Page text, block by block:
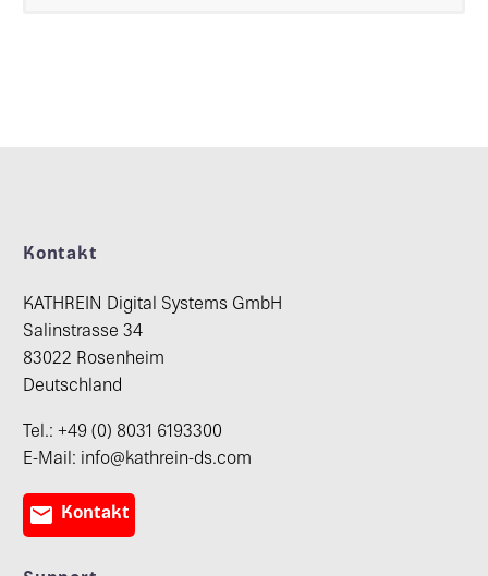
Kontakt
KATHREIN Digital Systems GmbH
Salinstrasse 34
83022 Rosenheim
Deutschland
Tel.: +49 (0) 8031 6193300
E-Mail: info@kathrein-ds.com
 Kontakt